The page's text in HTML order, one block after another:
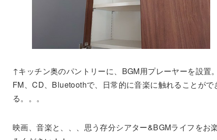
↑キッチン奥のパントリーに、BGM用プレーヤーを設置
FM、CD、Bluetoothで、日常的に音楽に触れることがで
る。。。
映画、音楽と、、、思う存分シアター&BGMライフをお